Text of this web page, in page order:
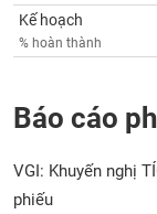
Kế hoạch
% hoàn thành
Báo cáo
VGI: Khuyến nghị
phiếu